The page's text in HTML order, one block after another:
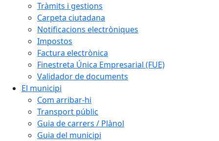
Tràmits i gestions
Carpeta ciutadana
Notificacions electròniques
Impostos
Factura electrònica
Finestreta Única Empresarial (FUE)
Validador de documents
El municipi
Com arribar-hi
Transport públic
Guia de carrers / Plànol
Guia del municipi